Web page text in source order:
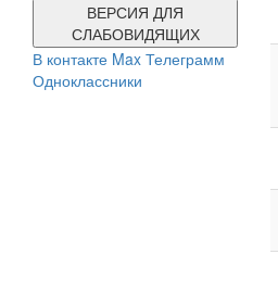
ВЕРСИЯ ДЛЯ
СЛАБОВИДЯЩИХ
В контакте Max Телеграмм
Одноклассники